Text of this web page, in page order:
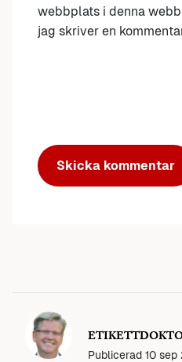
webbplats i denna
jag skriver en
Publicerad 10 sep